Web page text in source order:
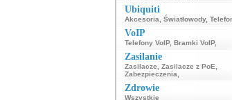
Ubiquiti
Akcesoria Światłowody,
VoIP
Telefony VoIP, Bramki VoIP,
Zasilanie
Zasilacze Zasilacze z PoE
Zabezpieczenia
Zdrowie
Wszystkie